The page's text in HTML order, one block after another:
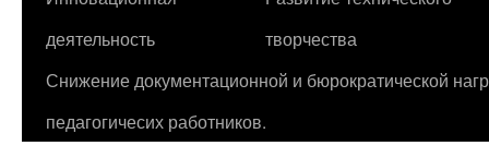
деятельность
творчества
Снижение документационной и бюрократической
педагогичесих работников.